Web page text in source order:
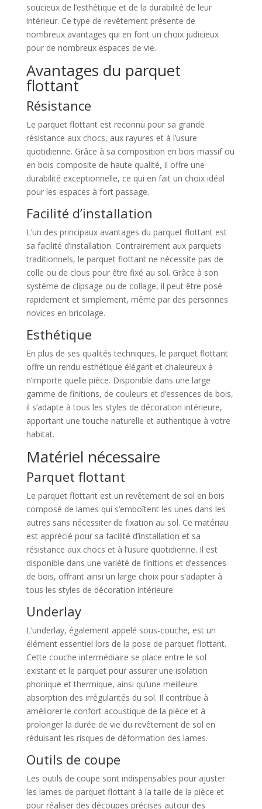
soucieux de l’esthétique et de la durabilité de leur
intérieur. Ce type de revêtement présente de
nombreux avantages qui en font un choix judicieux
pour de nombreux espaces de vie.
Avantages du parquet
flottant
Résistance
Le parquet flottant est reconnu pour sa grande
résistance aux chocs, aux rayures et à l’usure
quotidienne. Grâce à sa composition en bois massif ou
en bois composite de haute qualité, il offre une
durabilité exceptionnelle, ce qui en fait un choix idéal
pour les espaces à fort passage.
Facilité d’installation
L’un des principaux avantages du parquet flottant est
sa facilité d’installation. Contrairement aux parquets
traditionnels, le parquet flottant ne nécessite pas de
colle ou de clous pour être fixé au sol. Grâce à son
système de clipsage ou de collage, il peut être posé
rapidement et simplement, même par des personnes
novices en bricolage.
Esthétique
En plus de ses qualités techniques, le parquet flottant
offre un rendu esthétique élégant et chaleureux à
n’importe quelle pièce. Disponible dans une large
gamme de finitions, de couleurs et d’essences de bois,
il s’adapte à tous les styles de décoration intérieure,
apportant une touche naturelle et authentique à votre
habitat.
Matériel nécessaire
Parquet flottant
Le parquet flottant est un revêtement de sol en bois
composé de lames qui s’emboîtent les unes dans les
autres sans nécessiter de fixation au sol. Ce matériau
est apprécié pour sa facilité d’installation et sa
résistance aux chocs et à l’usure quotidienne. Il est
disponible dans une variété de finitions et d’essences
de bois, offrant ainsi un large choix pour s’adapter à
tous les styles de décoration intérieure.
Underlay
L’underlay, également appelé sous-couche, est un
élément essentiel lors de la pose de parquet flottant.
Cette couche intermédiaire se place entre le sol
existant et le parquet pour assurer une isolation
phonique et thermique, ainsi qu’une meilleure
absorption des irrégularités du sol. Il contribue à
améliorer le confort acoustique de la pièce et à
prolonger la durée de vie du revêtement de sol en
réduisant les risques de déformation des lames.
Outils de coupe
Les outils de coupe sont indispensables pour ajuster
les lames de parquet flottant à la taille de la pièce et
pour réaliser des découpes précises autour des